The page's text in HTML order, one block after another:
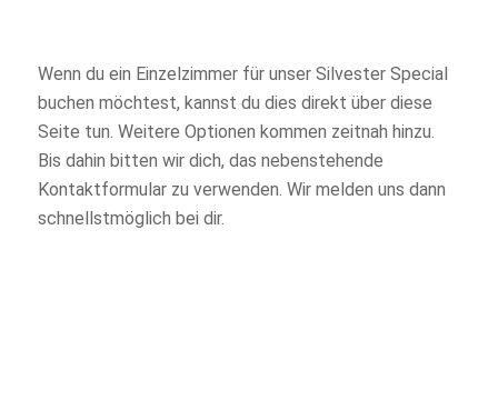
Wenn du ein Einzelzimmer für unser Silvester Special
buchen möchtest, kannst du dies direkt über diese
Seite tun. Weitere Optionen kommen zeitnah hinzu.
Bis dahin bitten wir dich, das nebenstehende
Kontaktformular zu verwenden. Wir melden uns dann
schnellstmöglich bei dir.